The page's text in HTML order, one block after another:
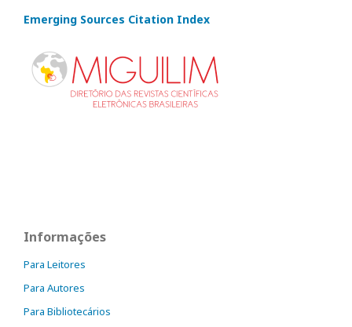
Emerging Sources Citation Index
Informações
Para Leitores
Para Autores
Para Bibliotecários